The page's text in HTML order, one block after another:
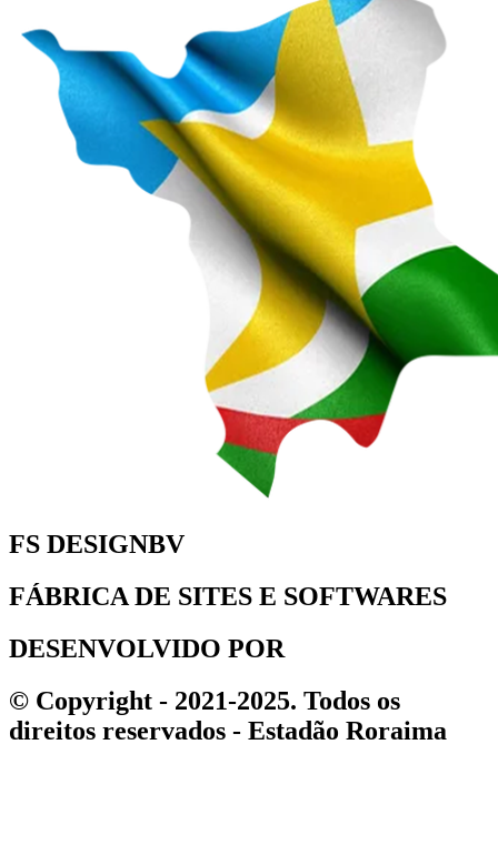
FS DESIGNBV
FÁBRICA DE SITES E SOFTWARES
DESENVOLVIDO POR
© Copyright - 2021-2025. Todos os
direitos reservados - Estadão Roraima